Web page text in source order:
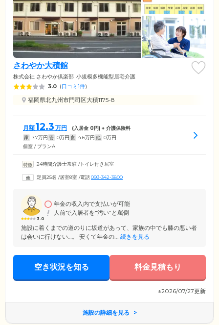
さわやか大積館
株式会社 さわやか倶楽部 小規模多機能型居宅介護
3.0 (口コミ1件)
福岡県北九州市門司区大積1175-8
月額12.3 万円 (入居金 0円) + 介護保険料
家 7.7万円 管 0万円 食 4.6万円 他 0万円
個室 / プランA
24時間介護士常駐 /トイレ付き居室
定員25名 /居室8室 /電話093-342-3800
3.0
年金の収入内で支払いが可能
人前で入居者を"汚い"と罵倒
施設に着くまでの道のりに坂道があって、家族の中でも膝の悪い者
は会いに行けない…。 安くて年金の... 続きを見る
空き状況を知る 料金見積もり
※2026/07/27更新
施設の詳細を見る